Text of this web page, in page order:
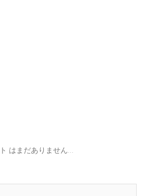
はまだありません...